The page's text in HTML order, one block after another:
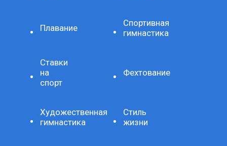
Плавание
Спортивная
гимнастика
Ставки
на
спорт
Фехтование
Художественная
гимнастика
Стиль
жизни